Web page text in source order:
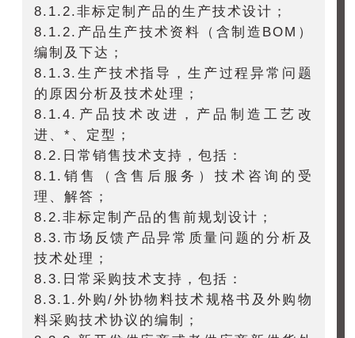
8.1.2.非标定制产品的生产技术设计；
8.1.2.产品生产技术资料（含制造BOM）
编制及下达；
8.1.3.生产技术指导，生产过程异常问题
的原因分析及技术处理；
8.1.4.产品技术改进，产品制造工艺改
进、*、定型；
8.2.日常销售技术支持，包括：
8.1.销售（含售后服务）技术咨询的受
理、解答；
8.2.非标定制产品的售前规划设计；
8.3.市场反馈产品异常质量问题的分析及
技术处理；
8.3.日常采购技术支持，包括：
8.3.1.外购/外协物料技术规格书及外购物
料采购技术协议的编制；